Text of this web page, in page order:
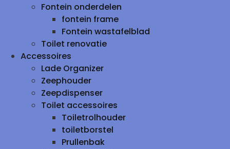
Fontein onderdelen
fontein frame
Fontein wastafelblad
Toilet renovatie
Accessoires
Lade Organizer
Zeephouder
Zeepdispenser
Toilet accessoires
Toiletrolhouder
toiletborstel
Prullenbak